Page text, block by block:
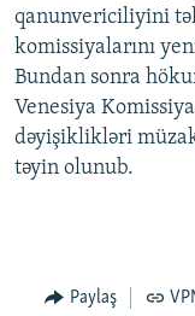
qanunvericiliyini
komissiyalarını
Bundan sonra
Venesiya
dəyişiklikləri
təyin olunub.
Paylaş